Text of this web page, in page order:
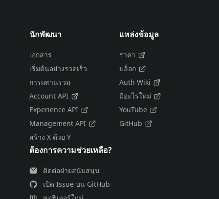
นักพัฒนา
เอกสาร
เริ่มต้นอย่างรวดเร็ว
การผสานรวม
Account API
Experience API
Management API
สร้าง X ด้วย Y
แหล่งข้อมูล
ราคา
บล็อก
Auth Wiki
มีอะไรใหม่
YouTube
GitHub
ต้องการความช่วยเหลือ?
ติดต่อฝ่ายสนับสนุน
เปิด Issue บน GitHub